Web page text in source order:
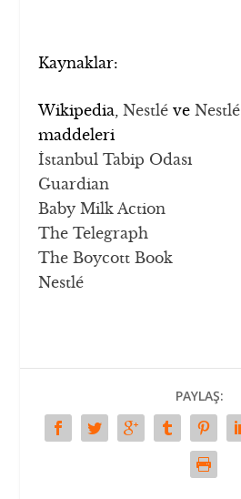
Kaynaklar:
Wikipedia,Nestlé ve
maddeleri
İstanbul Tabip Odası
Guardian
Baby Milk Action
The Telegraph
The Boycott Book
Nestlé
PAYLAŞ: